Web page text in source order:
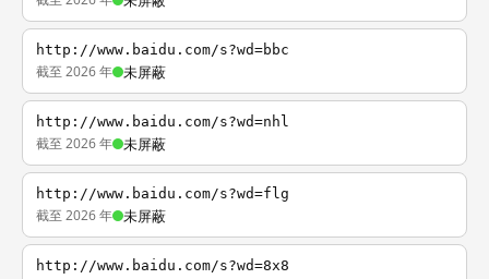
http://www.baidu.com/s?wd=bbc
截至 2026 年 未屏蔽
http://www.baidu.com/s?wd=nhl
截至 2026 年 未屏蔽
http://www.baidu.com/s?wd=flg
截至 2026 年 未屏蔽
http://www.baidu.com/s?wd=8x8